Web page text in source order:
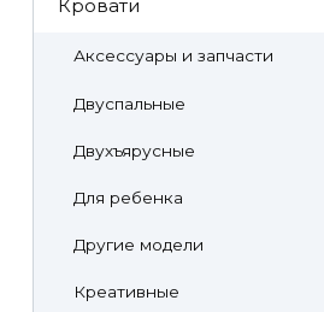
Кровати
Аксессуары и запчасти
Двуспальные
Двухъярусные
Для ребенка
Другие модели
Креативные